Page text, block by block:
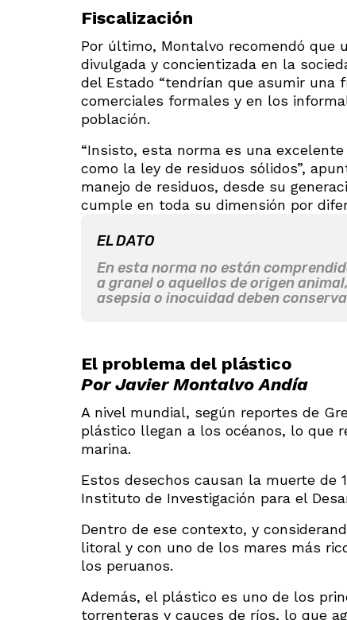
Fiscalización
Por último, Montalvo recomendó que
divulgada y concientizada en la
del Estado “tendrían que asumir una
comerciales formales y en los
población.
“Insisto, esta norma es una
como la ley de residuos sólidos”,
manejo de residuos, desde su
cumple en toda su dimensión por
EL DATO
En esta norma no están
a granel o aquellos de origen
asepsia o inocuidad deben
El problema del plástico
Por Javier Montalvo Andía
A nivel mundial, según reportes de
plástico llegan a los océanos, lo que
marina.
Estos desechos causan la muerte de
Instituto de Investigación para el
Dentro de ese contexto, y
litoral y con uno de los mares más
los peruanos.
Además, el plástico es uno de los
torrenteras y cauces de ríos, lo que